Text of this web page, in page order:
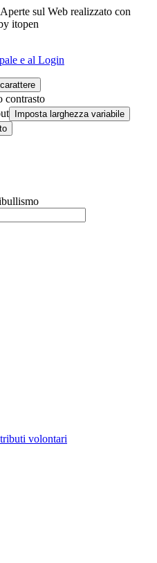
sul Web realizzato con
itopen
e al Login
contrasto
Imposta larghezza variabile
volontari